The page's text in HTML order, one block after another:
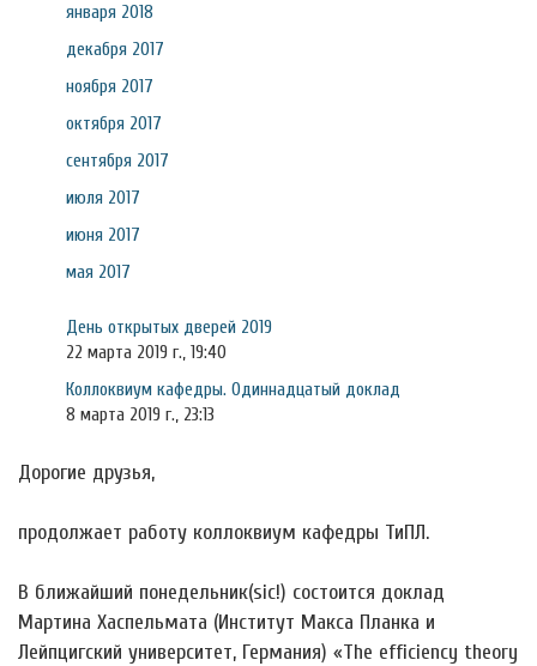
января 2018
декабря 2017
ноября 2017
октября 2017
сентября 2017
июля 2017
июня 2017
мая 2017
День открытых дверей 2019
22 марта 2019 г., 19:40
Коллоквиум кафедры. Одиннадцатый доклад
8 марта 2019 г., 23:13
Дорогие друзья,
продолжает работу коллоквиум кафедры ТиПЛ.
В ближайший понедельник(sic!) состоится доклад
Мартина Хаспельмата (Институт Макса Планка и
Лейпцигский университет, Германия) «The efficiency theory